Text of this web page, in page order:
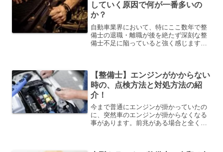
していく原因で何が一番多いの
か？
自動車業界において、特にここ数年で整
備士の退職・離職が後を絶たず深刻な整
備士不足に陥っていると強く感じますで
は様々あるとは思います私自...
【整備士】エンジンがかからない
時の、点検方法と対処方法の紹
介！
今まで普通にエンジンが掛かっていたの
に、突然車のエンジンが掛からなくなる
事があります。前兆がある場合と全く無